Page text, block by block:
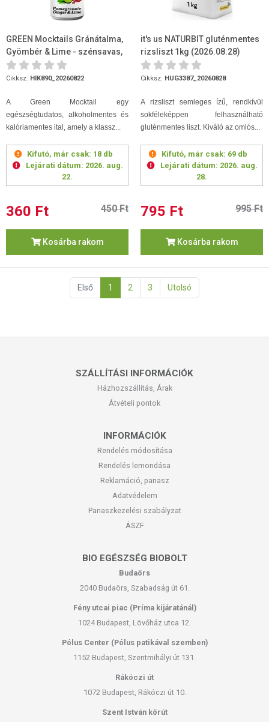
GREEN Mocktails Gránátalma,
Gyömbér & Lime - szénsavas,
steviával, dobozos 330ml (...
Cikksz. HIK890_20260822
A Green Mocktail egy
egészségtudatos, alkoholmentes és
kalóriamentes ital, amely a klassz...
Kifutó, már csak: 18 db
Lejárati dátum: 2026. aug.
22.
360 Ft 450 Ft
Kosárba rakom
it's us NATURBIT gluténmentes
rizsliszt 1kg (2026.08.28)
Cikksz. HUG3387_20260828
A rizsliszt semleges ízű, rendkívül
sokféleképpen felhasználható
gluténmentes liszt. Kiváló az omlós...
Kifutó, már csak: 69 db
Lejárati dátum: 2026. aug.
28.
795 Ft 995 Ft
Kosárba rakom
Első 1 2 3 Utolsó
SZÁLLÍTÁSI INFORMÁCIÓK
Házhozszállítás, Árak
Átvételi pontok
INFORMÁCIÓK
Rendelés módosítása
Rendelés lemondása
Reklamáció, panasz
Adatvédelem
Panaszkezelési szabályzat
ÁSZF
BIO EGÉSZSÉG BIOBOLT
Budaörs
2040 Budaörs, Szabadság út 61.
Fény utcai piac (Príma kijáratánál)
1024 Budapest, Lövőház utca 12.
Pólus Center (Pólus patikával szemben)
1152 Budapest, Szentmihályi út 131.
Rákóczi út
1072 Budapest, Rákóczi út 10.
Szent István körút